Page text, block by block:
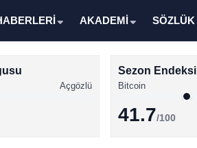
AKADEMİ SÖZLÜK
Açgözlü
Sezon Endeksi
Bitcoin
41.7/100